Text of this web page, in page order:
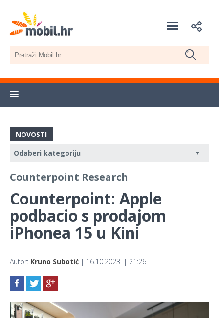
NOVOSTI
Counterpoint Research
Counterpoint: Apple
podbacio s prodajom
iPhonea 15 u Kini
Autor: Kruno Subotić | 16.10.2023. | 21:26